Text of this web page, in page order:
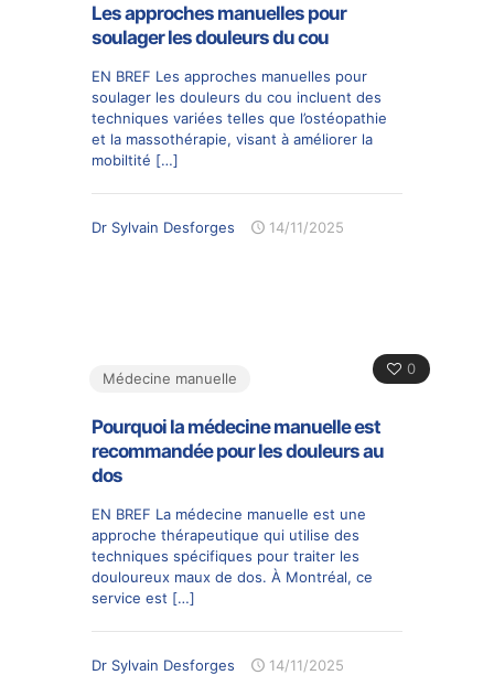
Les approches manuelles pour
soulager les douleurs du cou
EN BREF Les approches manuelles pour
soulager les douleurs du cou incluent des
techniques variées telles que l’ostéopathie
et la massothérapie, visant à améliorer la
mobiltité […]
Dr Sylvain Desforges 14/11/2025
0
Médecine manuelle
Pourquoi la médecine manuelle est
recommandée pour les douleurs au
dos
EN BREF La médecine manuelle est une
approche thérapeutique qui utilise des
techniques spécifiques pour traiter les
douloureux maux de dos. À Montréal, ce
service est […]
Dr Sylvain Desforges 14/11/2025